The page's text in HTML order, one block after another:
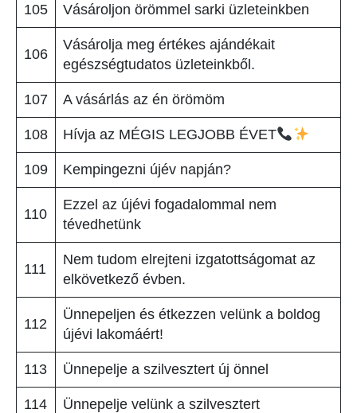
105 Vásároljon örömmel sarki üzleteinkben
106
Vásárolja meg értékes ajándékait
egészségtudatos üzleteinkből.
107 A vásárlás az én örömöm
108 Hívja az MÉGIS LEGJOBB ÉVET
109 Kempingezni újév napján?
110
Ezzel az újévi fogadalommal nem
tévedhetünk
111
Nem tudom elrejteni izgatottságomat az
elkövetkező évben.
112
Ünnepeljen és étkezzen velünk a boldog
újévi lakomáért!
113 Ünnepelje a szilvesztert új önnel
114 Ünnepelje velünk a szilvesztert